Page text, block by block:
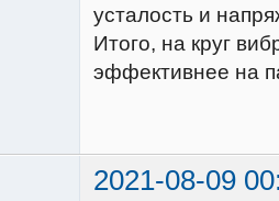
усталость и
Итого, на круг
эффективнее на
2021-08-09